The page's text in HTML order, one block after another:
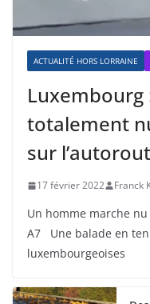
ACTUALITÉ HORS LORRAINE
Luxembourg
totalement
sur
17 février 2022 Franck
Un homme marche
A7 Une balade en
luxembourgeoises